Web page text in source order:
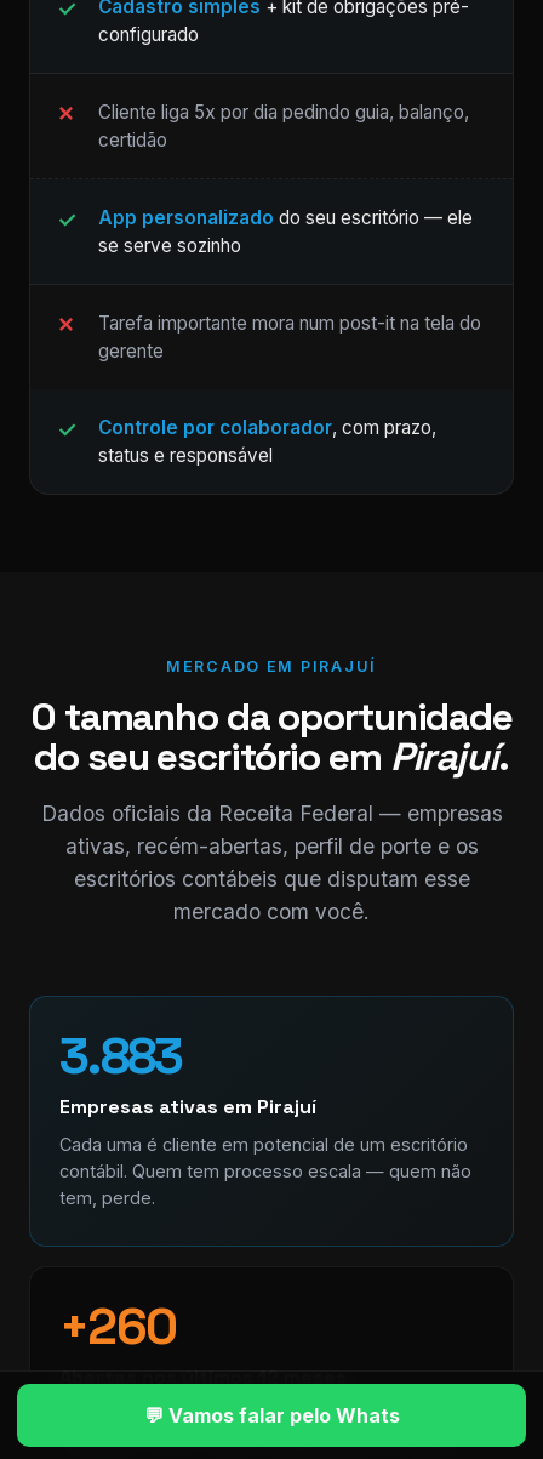
Cadastro simples + kit de obrigações pré-
configurado
Cliente liga 5x por dia pedindo guia, balanço,
certidão
App personalizado do seu escritório — ele
se serve sozinho
Tarefa importante mora num post-it na tela do
gerente
Controle por colaborador, com prazo,
status e responsável
MERCADO EM PIRAJUÍ
O tamanho da oportunidade
do seu escritório em Pirajuí.
Dados oficiais da Receita Federal — empresas
ativas, recém-abertas, perfil de porte e os
escritórios contábeis que disputam esse
mercado com você.
3.883
Empresas ativas em Pirajuí
Cada uma é cliente em potencial de um escritório
contábil. Quem tem processo escala — quem não
tem, perde.
+260
Mercado em movimento. Empresa nova precisa de
💬 Vamos falar pelo Whats